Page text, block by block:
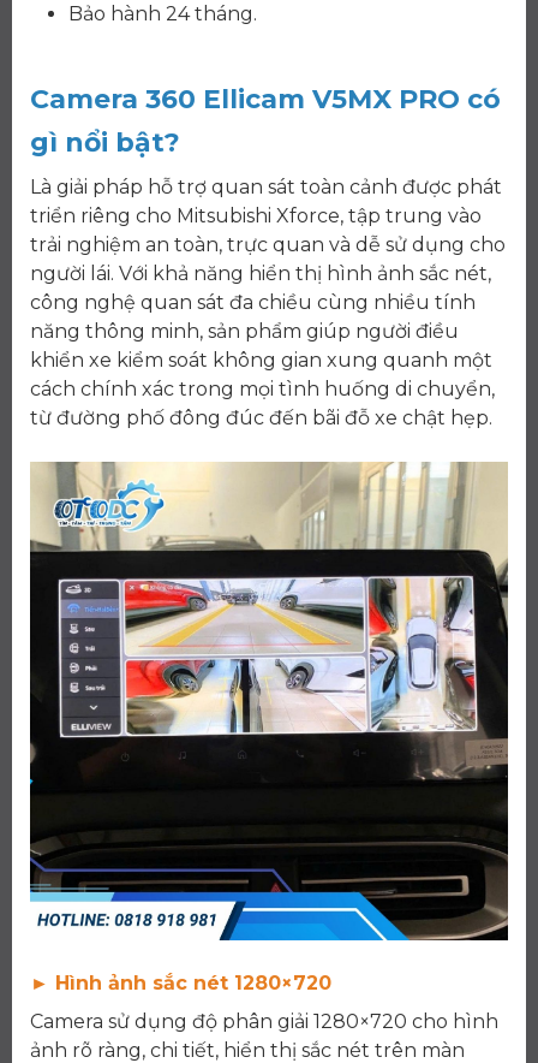
Bảo hành 24 tháng.
Camera 360 Ellicam V5MX PRO có
gì nổi bật?
Là giải pháp hỗ trợ quan sát toàn cảnh được phát
triển riêng cho Mitsubishi Xforce, tập trung vào
trải nghiệm an toàn, trực quan và dễ sử dụng cho
người lái. Với khả năng hiển thị hình ảnh sắc nét,
công nghệ quan sát đa chiều cùng nhiều tính
năng thông minh, sản phẩm giúp người điều
khiển xe kiểm soát không gian xung quanh một
cách chính xác trong mọi tình huống di chuyển,
từ đường phố đông đúc đến bãi đỗ xe chật hẹp.
► Hình ảnh sắc nét 1280×720
Camera sử dụng độ phân giải 1280×720 cho hình
ảnh rõ ràng, chi tiết, hiển thị sắc nét trên màn